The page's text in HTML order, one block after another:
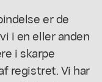
er de
i en eller anden
i skarpe
registret. Vi har